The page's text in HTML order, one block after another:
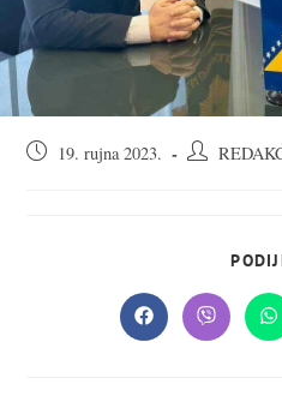
Objava19. rujna 2023.
Autor
Opens
in
Opens
in in